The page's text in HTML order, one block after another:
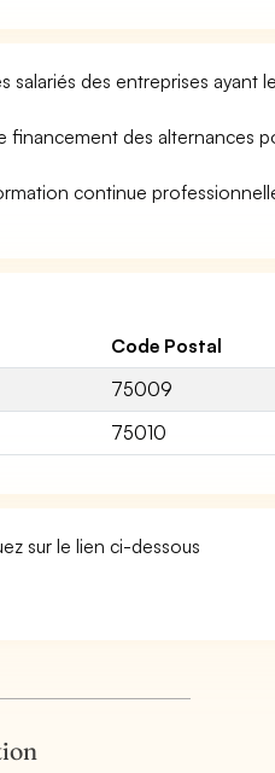
des entreprises ayant
des alternances
continue
Code Postal
75009
75010
sur le lien ci-dessous